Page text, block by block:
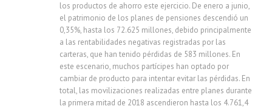
los productos de ahorro este ejercicio. De enero a junio,
el patrimonio de los planes de pensiones descendió un
0,35%, hasta los 72.625 millones, debido principalmente
a las rentabilidades negativas registradas por las
carteras, que han tenido pérdidas de 583 millones. En
este escenario, muchos partícipes han optado por
cambiar de producto para intentar evitar las pérdidas. En
total, las movilizaciones realizadas entre planes durante
la primera mitad de 2018 ascendieron hasta los 4.761,4